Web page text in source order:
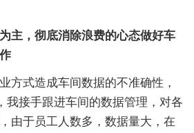
主，彻底消除浪费的心态做好车
方式造成车间数据的不准确性，
我接手跟进车间的数据管理，对各
由于员工人数多，数据量大，在